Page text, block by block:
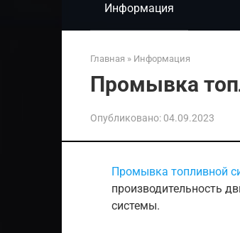
Информация
Главная » Информация
Промывка
Опубликовано: 04.09.2023
Промывка топливной
производительность
системы.